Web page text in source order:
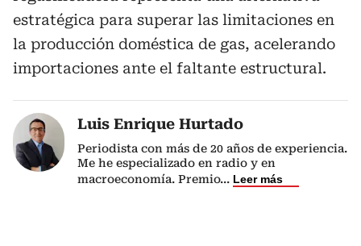
estratégica para superar las limitaciones en
la producción doméstica de gas, acelerando
importaciones ante el faltante estructural.
Luis Enrique Hurtado
Periodista con más de 20 años de experiencia.
Me he especializado en radio y en
macroeconomía. Premio... Leer más